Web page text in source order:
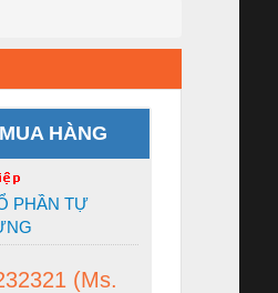
HÀNG
PHẦN TỰ
(Ms.